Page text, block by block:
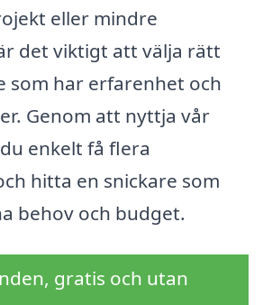
eller mindre
det viktigt att välja rätt
som har erfarenhet och
Genom att nyttja vår
enkelt få flera
hitta en snickare som
behov och budget.
gratis och utan